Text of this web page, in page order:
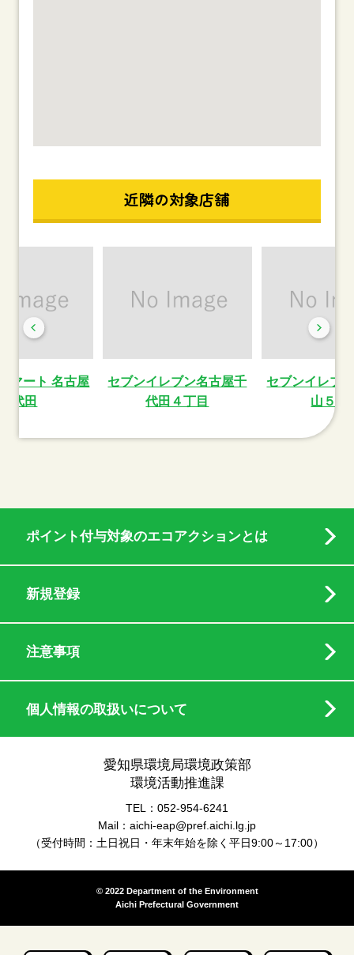
近隣の対象店舗
マート 名古屋
千代田
セブンイレブン名古屋千
代田４丁目
セブンイレブ
山５丁
ポイント付与対象のエコアクションとは
新規登録
注意事項
個人情報の取扱いについて
愛知県環境局環境政策部
環境活動推進課
TEL：052-954-6241
Mail：aichi-eap@pref.aichi.lg.jp
（受付時間：土日祝日・年末年始を除く平日9:00～17:00）
© 2022 Department of the Environment
Aichi Prefectural Government